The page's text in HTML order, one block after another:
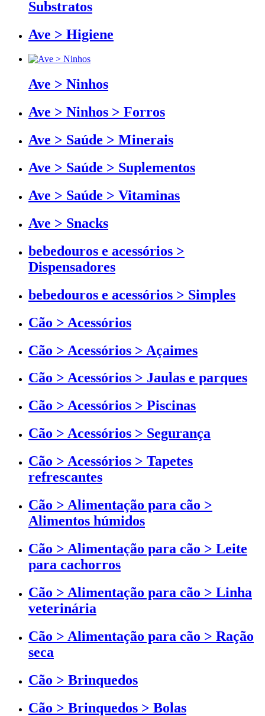
Substratos
Ave > Higiene
Ave > Ninhos
Ave > Ninhos > Forros
Ave > Saúde > Minerais
Ave > Saúde > Suplementos
Ave > Saúde > Vitaminas
Ave > Snacks
bebedouros e acessórios >
Dispensadores
bebedouros e acessórios > Simples
Cão > Acessórios
Cão > Acessórios > Açaimes
Cão > Acessórios > Jaulas e parques
Cão > Acessórios > Piscinas
Cão > Acessórios > Segurança
Cão > Acessórios > Tapetes
refrescantes
Cão > Alimentação para cão >
Alimentos húmidos
Cão > Alimentação para cão > Leite
para cachorros
Cão > Alimentação para cão > Linha
veterinária
Cão > Alimentação para cão > Ração
seca
Cão > Brinquedos
Cão > Brinquedos > Bolas